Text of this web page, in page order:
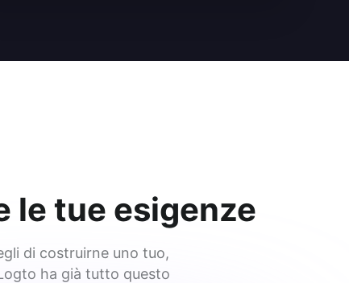
le tue esigenze
di costruirne uno tuo,
ha già tutto questo